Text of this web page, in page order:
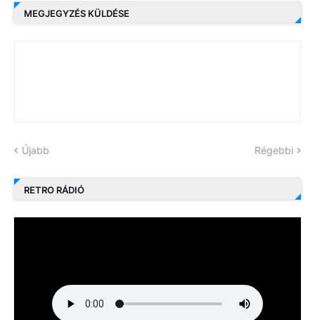
MEGJEGYZÉS KÜLDÉSE
Újabb Régebbi
RETRO RÁDIÓ